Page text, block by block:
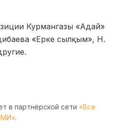
Курмангазы «Адай»
«Ерке сылқым», Н.
в партнёрской сети «Все
.